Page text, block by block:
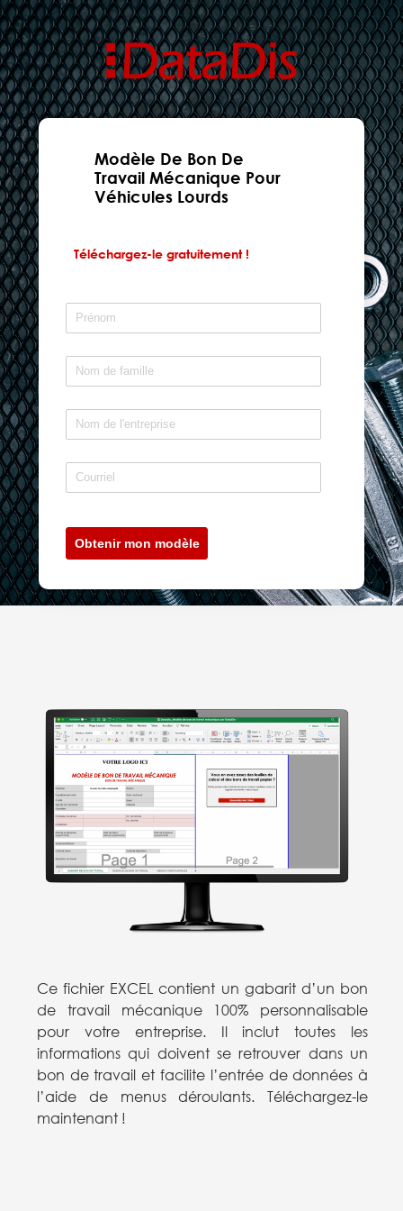
Ce fichier EXCEL contient un gabarit d’un bon
de travail mécanique 100% personnalisable
pour votre entreprise. Il inclut toutes les
informations qui doivent se retrouver dans un
bon de travail et facilite l’entrée de données à
l’aide de menus déroulants. Téléchargez-le
maintenant !
Modèle De Bon De
Travail Mécanique Pour
Véhicules Lourds
Téléchargez-le gratuitement !